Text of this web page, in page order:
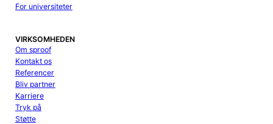
For universiteter
VIRKSOMHEDEN
Om sproof
Kontakt os
Referencer
Bliv partner
Karriere
Tryk på
Støtte